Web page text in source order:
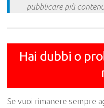
pubblicare più
Hai dubbi o
Se vuoi rimanere sempre